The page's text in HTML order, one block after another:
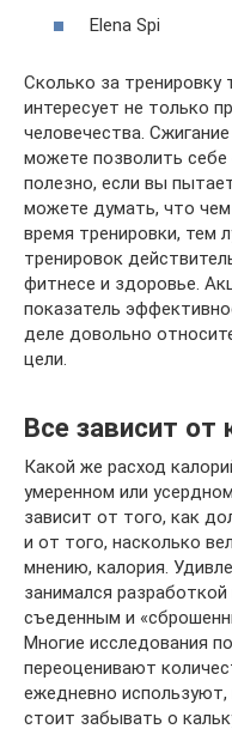
Elena Spi
Сколько за тренировку
интересует не только
человечества.
можете позволить
полезно, если вы
можете думать, что
время тренировки, тем
тренировок
фитнесе и здоровье.
показатель
деле довольно
цели.
Все зависит от
Какой же расход
умеренном или
зависит от того, как
и от того, насколько
мнению, калория.
занимался
съеденным и
Многие исследования
переоценивают
ежедневно используют,
стоит забывать о